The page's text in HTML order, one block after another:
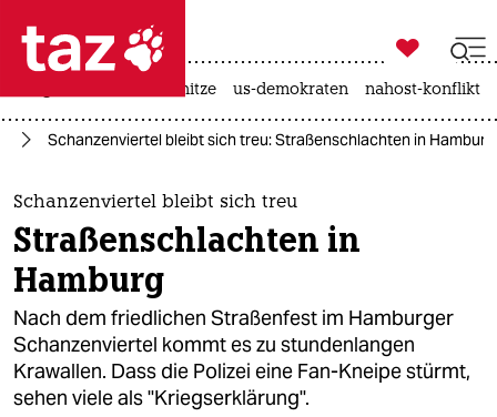
 taz zahl ich
taz zahl ich
themen
politik
öko
gesellschaft
kultur

taz zahl ich
hitze us-demokraten nahost-konflikt
Schanzenviertel bleibt sich treu: Straßenschlachten in Hamburg
Schanzenviertel bleibt sich treu
Straßenschlachten in
Hamburg
Nach dem friedlichen Straßenfest im Hamburger
Schanzenviertel kommt es zu stundenlangen
Krawallen. Dass die Polizei eine Fan-Kneipe stürmt,
sehen viele als "Kriegserklärung".